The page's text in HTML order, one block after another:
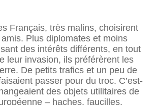
Français, très malins, choisirent
Plus diplomates et moins
des intérêts différents, en tout
leur invasion, ils préférèrent les
De petits trafics et un peu de
passer pour du troc. C’est-
des objets utilitaires de
– haches, faucilles,